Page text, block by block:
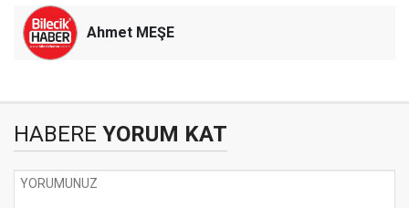
Ahmet MEŞE
HABERE YORUM KAT